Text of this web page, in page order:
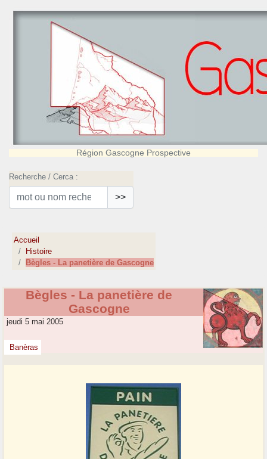
Région Gascogne Prospective
Recherche / Cerca :
>>
Accueil
Histoire
Bègles - La panetière de Gascogne
Bègles - La panetière de
Gascogne
jeudi 5 mai 2005
Banèras